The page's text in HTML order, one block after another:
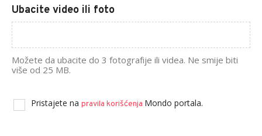
Ubacite video ili foto
Možete da ubacite do 3 fotografije ili videa. Ne smije biti
više od 25 MB.
Pristajete na pravila korišćenja Mondo portala.